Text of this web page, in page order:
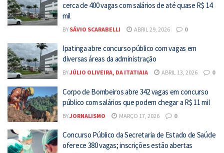
cerca de 400 vagas com salários de até quase R$ 14
mil
BY SÁVIO SCARABELLI ABRIL 29, 2026 0
Ipatinga abre concurso público com vagas em
diversas áreas da administração
BYJÚLIO OLIVEIRA, DA ITATIAIA ABRIL 13, 2026 0
Corpo de Bombeiros abre 342 vagas em concurso
público com salários que podem chegar a R$ 11 mil
BYJORNALISMO MARÇO 17, 2026 0
Concurso Público da Secretaria de Estado de Saúde
oferece 380 vagas; inscrições estão abertas